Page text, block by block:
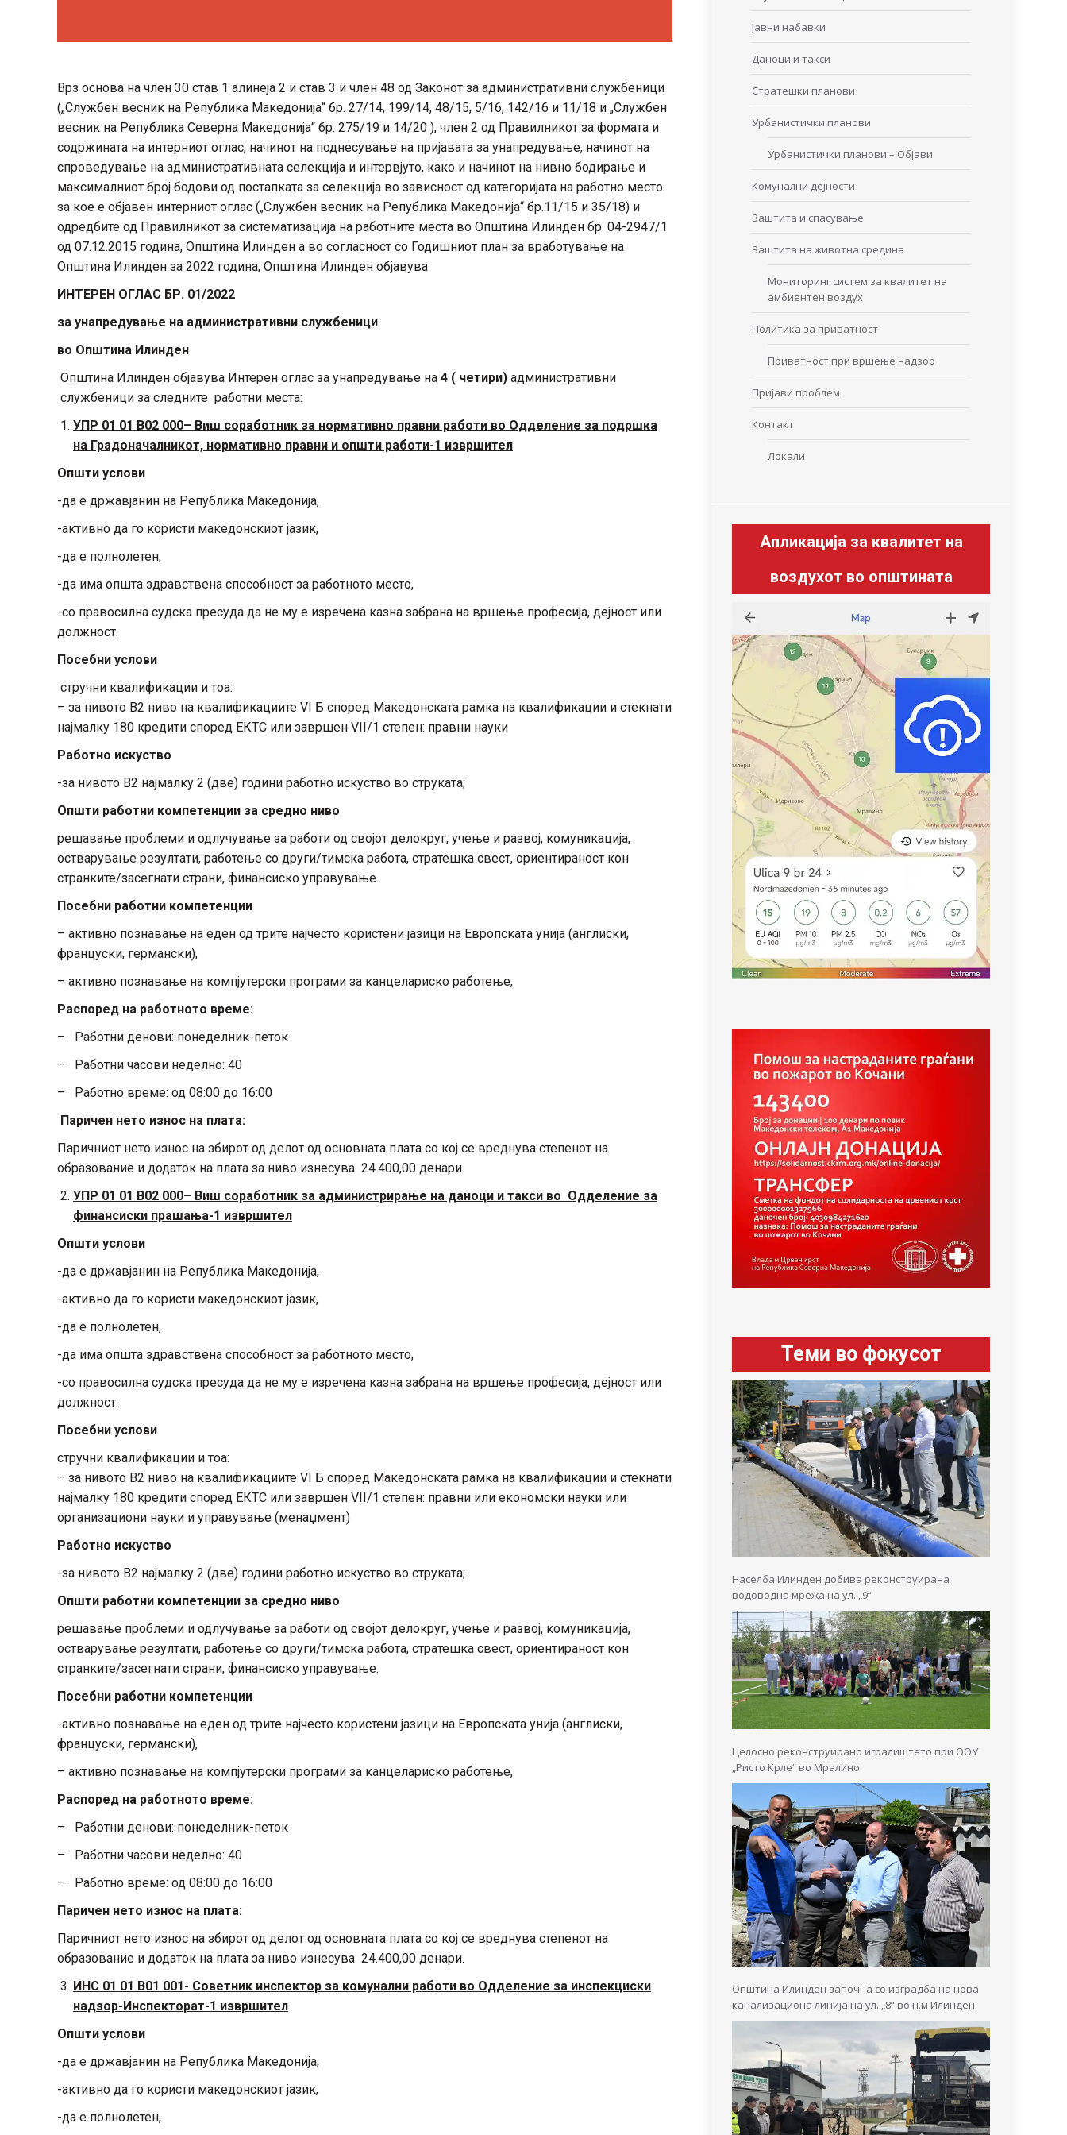
Врз основа на член 30 став 1 алинеја 2 и став 3 и член 48 од Законот за административни службеници
(„Службен весник на Република Македонија“ бр. 27/14, 199/14, 48/15, 5/16, 142/16 и 11/18 и „Службен
весник на Република Северна Македонија“ бр. 275/19 и 14/20 ), член 2 од Правилникот за формата и
содржината на интерниот оглас, начинот на поднесување на пријавата за унапредување, начинот на
спроведување на административната селекција и интервјуто, како и начинот на нивно бодирање и
максималниот број бодови од постапката за селекција во зависност од категоријата на работно место
за кое е објавен интерниот оглас („Службен весник на Република Македонија“ бр.11/15 и 35/18) и
одредбите од Правилникот за систематизација на работните места во Општина Илинден бр. 04-2947/1
од 07.12.2015 година, Општина Илинден а во согласност со Годишниот план за вработување на
Општина Илинден за 2022 година, Општина Илинден објавува
ИНТЕРЕН ОГЛАС БР. 01/2022
за унапредување на административни службеници
во Општина Илинден
Општина Илинден објавува Интерен оглас за унапредување на 4 ( четири) административни
службеници за следните работни места:
УПР 01 01 В02 000– Виш соработник за нормативно правни работи во Одделение за подршка
на Градоначалникот, нормативно правни и општи работи-1 извршител
Општи услови
-да е државјанин на Република Македонија,
-активно да го користи македонскиот јазик,
-да е полнолетен,
-да има општа здравствена способност за работното место,
-со правосилна судска пресуда да не му е изречена казна забрана на вршење професија, дејност или
должност.
Посебни услови
стручни квалификации и тоа:
– за нивото В2 ниво на квалификациите VI Б според Македонската рамка на квалификации и стекнати
најмалку 180 кредити според ЕКТС или завршен VII/1 степен: правни науки
Работно искуство
-за нивото В2 најмалку 2 (две) години работно искуство во струката;
Општи работни компетенции за средно ниво
решавање проблеми и одлучување за работи од својот делокруг, учење и развој, комуникација,
остварување резултати, работење со други/тимска работа, стратешка свест, ориентираност кон
странките/засегнати страни, финансиско управување.
Посебни работни компетенции
– активно познавање на еден од трите најчесто користени јазици на Европската унија (англиски,
француски, германски),
– активно познавање на компјутерски програми за канцелариско работење,
Распоред на работното време:
– Работни денови: понеделник-петок
– Работни часови неделно: 40
– Работно време: од 08:00 до 16:00
Паричен нето износ на плата:
Паричниот нето износ на збирот од делот од основната плата со кој се вреднува степенот на
образование и додаток на плата за ниво изнесува 24.400,00 денари.
УПР 01 01 В02 000– Виш соработник за администрирање на даноци и такси во Одделение за
финансиски прашања-1 извршител
Општи услови
-да е државјанин на Република Македонија,
-активно да го користи македонскиот јазик,
-да е полнолетен,
-да има општа здравствена способност за работното место,
-со правосилна судска пресуда да не му е изречена казна забрана на вршење професија, дејност или
должност.
Посебни услови
стручни квалификации и тоа:
– за нивото В2 ниво на квалификациите VI Б според Македонската рамка на квалификации и стекнати
најмалку 180 кредити според ЕКТС или завршен VII/1 степен: правни или економски науки или
организациони науки и управување (менаџмент)
Работно искуство
-за нивото В2 најмалку 2 (две) години работно искуство во струката;
Општи работни компетенции за средно ниво
решавање проблеми и одлучување за работи од својот делокруг, учење и развој, комуникација,
остварување резултати, работење со други/тимска работа, стратешка свест, ориентираност кон
странките/засегнати страни, финансиско управување.
Посебни работни компетенции
-активно познавање на еден од трите најчесто користени јазици на Европската унија (англиски,
француски, германски),
– активно познавање на компјутерски програми за канцелариско работење,
Распоред на работното време:
– Работни денови: понеделник-петок
– Работни часови неделно: 40
– Работно време: од 08:00 до 16:00
Паричен нето износ на плата:
Паричниот нето износ на збирот од делот од основната плата со кој се вреднува степенот на
образование и додаток на плата за ниво изнесува 24.400,00 денари.
ИНС 01 01 В01 001- Советник инспектор за комунални работи во Одделение за инспекциски
надзор-Инспекторат-1 извршител
Општи услови
-да е државјанин на Република Македонија,
-активно да го користи македонскиот јазик,
-да е полнолетен,
Јавни набавки
Даноци и такси
Стратешки планови
Урбанистички планови
Урбанистички планови – Објави
Комунални дејности
Заштита и спасување
Заштита на животна средина
Мониторинг систем за квалитет на
амбиентен воздух
Политика за приватност
Приватност при вршење надзор
Пријави проблем
Контакт
Локали
Апликација за квалитет на
воздухот во општината
Теми во фокусот
Населба Илинден добива реконструирана
водоводна мрежа на ул. „9“
Целосно реконструирано игралиштето при ООУ
„Ристо Крле“ во Мралино
Општина Илинден започна со изградба на нова
канализациона линија на ул. „8“ во н.м Илинден